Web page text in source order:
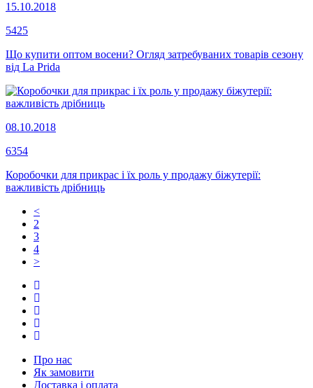
15.10.2018
5425
Що купити оптом восени? Огляд затребуваних товарів сезону
від La Prida
08.10.2018
6354
Коробочки для прикрас і їх роль у продажу біжутерії:
важливість дрібниць
<
2
3
4
>
Про нас
Як замовити
Доставка і оплата